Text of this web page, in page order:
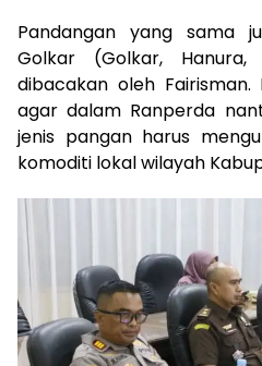
Pandangan yang sama
Golkar (Golkar,
dibacakan oleh Fairisman.
agar dalam Ranperda
jenis pangan harus
komoditi lokal wilayah